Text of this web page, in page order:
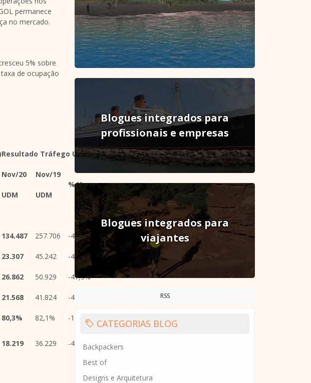
permanece
no mercado.
5% sobre
de ocupação
Resultado Tráfego UDM(1)
Nov/20
UDM
Nov/19
UDM
% Var.
134.487 257.706 -47,8%
23.307 45.242 -48,5%
26.862 50.929 -47,3%
21.568 41.824 -48,4%
80,3% 82,1% -1,8 p.p
18.219 36.229 -49,7%
Blogues integrados para
profissionais e empresas
Blogues integrados para
viajantes
RSS
CATEGORIAS BLOG
Backpackers
Best of
Designs e Arquitetura